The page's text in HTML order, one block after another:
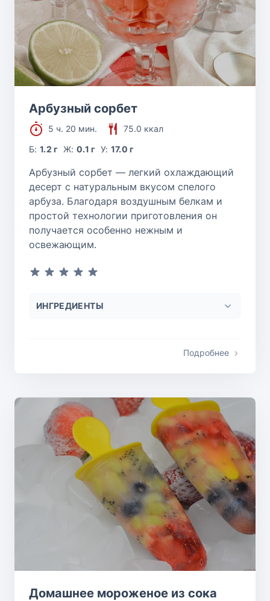
Арбузный сорбет
5 ч. 20 мин.
75.0 ккал
Б:1.2 г Ж: 0.1 г У: 17.0 г
Арбузный сорбет — легкий охлаждающий
десерт с натуральным вкусом спелого
арбуза. Благодаря воздушным белкам и
простой технологии приготовления он
получается особенно нежным и
освежающим.
ИНГРЕДИЕНТЫ
Подробнее
Домашнее мороженое из сока